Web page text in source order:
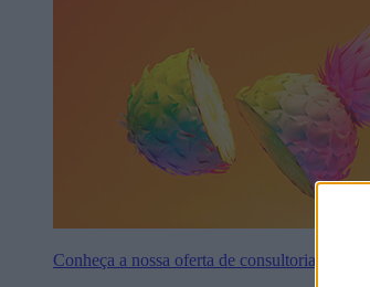
Conheça a nossa oferta de consultoria